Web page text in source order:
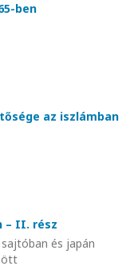
ben
az iszlámban
– II. rész
és japán